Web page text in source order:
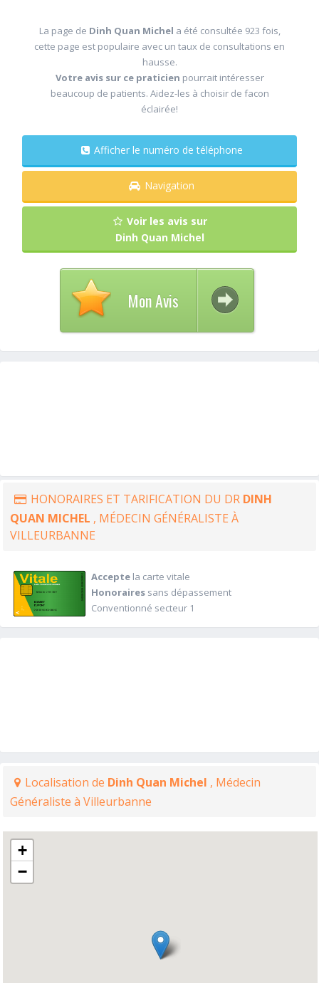
La page de Dinh Quan Michel a été consultée 923 fois,
cette page est populaire avec un taux de consultations en
hausse.
Votre avis sur ce praticien pourrait intéresser
beaucoup de patients. Aidez-les à choisir de facon
éclairée!
Afficher le numéro de téléphone
Navigation
Voir les avis sur
Dinh Quan Michel
Mon Avis
HONORAIRES ET TARIFICATION DU DR DINH
QUAN MICHEL , MÉDECIN GÉNÉRALISTE À
VILLEURBANNE
Acceptela carte vitale
Honorairessans dépassement
Conventionné secteur 1
Localisation de Dinh Quan Michel , Médecin
Généraliste à Villeurbanne
+
−